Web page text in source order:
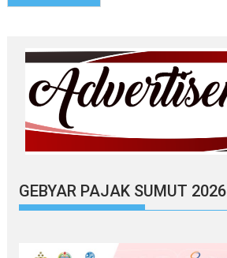
GEBYAR PAJAK SUMUT 2026